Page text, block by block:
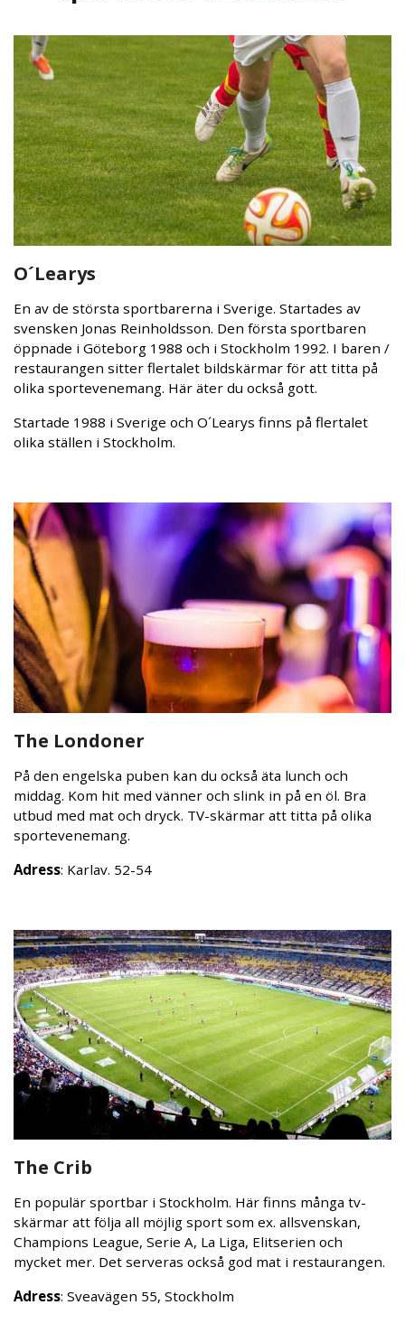
O´Learys
En av de största sportbarerna i Sverige. Startades av
svensken Jonas Reinholdsson. Den första sportbaren
öppnade i Göteborg 1988 och i Stockholm 1992. I baren /
restaurangen sitter flertalet bildskärmar för att titta på
olika sportevenemang. Här äter du också gott.
Startade 1988 i Sverige och O´Learys finns på flertalet
olika ställen i Stockholm.
The Londoner
På den engelska puben kan du också äta lunch och
middag. Kom hit med vänner och slink in på en öl. Bra
utbud med mat och dryck. TV-skärmar att titta på olika
sportevenemang.
Adress: Karlav. 52-54
The Crib
En populär sportbar i Stockholm. Här finns många tv-
skärmar att följa all möjlig sport som ex. allsvenskan,
Champions League, Serie A, La Liga, Elitserien och
mycket mer. Det serveras också god mat i restaurangen.
Adress: Sveavägen 55, Stockholm